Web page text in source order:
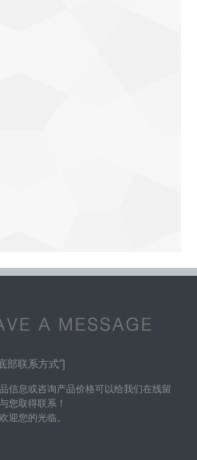
部联系方式”]
信息或咨询产品价格可以给我们在线留
您取得联系！
迎您的光临。